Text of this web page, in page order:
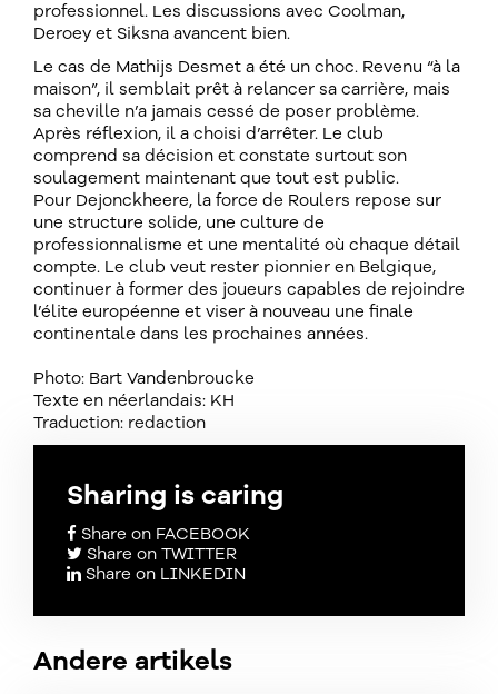
professionnel. Les discussions avec Coolman,
Deroey et Siksna avancent bien.
Le cas de Mathijs Desmet a été un choc. Revenu “à la
maison”, il semblait prêt à relancer sa carrière, mais
sa cheville n’a jamais cessé de poser problème.
Après réflexion, il a choisi d’arrêter. Le club
comprend sa décision et constate surtout son
soulagement maintenant que tout est public.
Pour Dejonckheere, la force de Roulers repose sur
une structure solide, une culture de
professionnalisme et une mentalité où chaque détail
compte. Le club veut rester pionnier en Belgique,
continuer à former des joueurs capables de rejoindre
l’élite européenne et viser à nouveau une finale
continentale dans les prochaines années.
Photo: Bart Vandenbroucke
Texte en néerlandais: KH
Traduction: redaction
Sharing is caring
Share on FACEBOOK
Share on TWITTER
Share on LINKEDIN
Andere artikels